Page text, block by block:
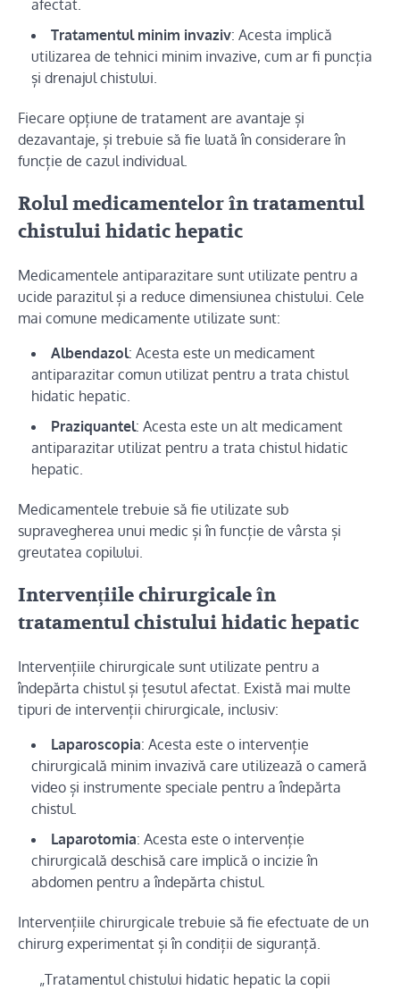
afectat.
Tratamentul minim invaziv: Acesta implică
utilizarea de tehnici minim invazive, cum ar fi puncția
și drenajul chistului.
Fiecare opțiune de tratament are avantaje și
dezavantaje, și trebuie să fie luată în considerare în
funcție de cazul individual.
Rolul medicamentelor în tratamentul
chistului hidatic hepatic
Medicamentele antiparazitare sunt utilizate pentru a
ucide parazitul și a reduce dimensiunea chistului. Cele
mai comune medicamente utilizate sunt:
Albendazol: Acesta este un medicament
antiparazitar comun utilizat pentru a trata chistul
hidatic hepatic.
Praziquantel: Acesta este un alt medicament
antiparazitar utilizat pentru a trata chistul hidatic
hepatic.
Medicamentele trebuie să fie utilizate sub
supravegherea unui medic și în funcție de vârsta și
greutatea copilului.
Intervențiile chirurgicale în
tratamentul chistului hidatic hepatic
Intervențiile chirurgicale sunt utilizate pentru a
îndepărta chistul și țesutul afectat. Există mai multe
tipuri de intervenții chirurgicale, inclusiv:
Laparoscopia: Acesta este o intervenție
chirurgicală minim invazivă care utilizează o cameră
video și instrumente speciale pentru a îndepărta
chistul.
Laparotomia: Acesta este o intervenție
chirurgicală deschisă care implică o incizie în
abdomen pentru a îndepărta chistul.
Intervențiile chirurgicale trebuie să fie efectuate de un
chirurg experimentat și în condiții de siguranță.
„Tratamentul chistului hidatic hepatic la copii